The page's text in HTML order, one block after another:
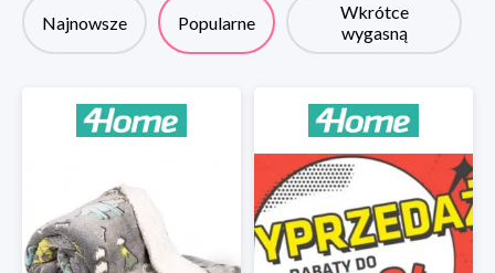
Najnowsze Popularne
Wkrótce
wygasną